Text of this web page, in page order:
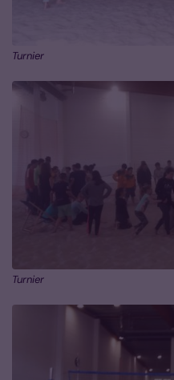
Turnier
Turnier